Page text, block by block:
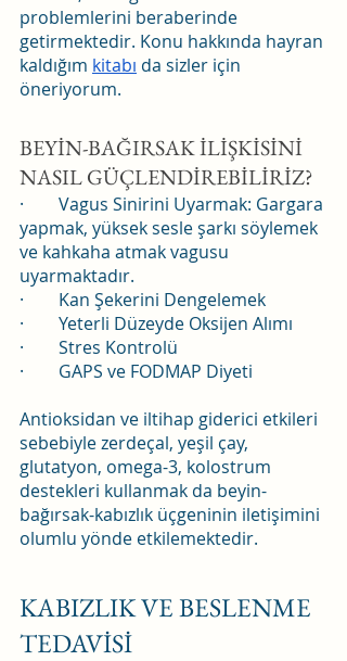
problemlerini beraberinde
getirmektedir. Konu hakkında hayran
kaldığım kitabı da sizler için
öneriyorum.
BEYİN-BAĞIRSAK İLİŞKİSİNİ
NASIL GÜÇLENDİREBİLİRİZ?
·        Vagus Sinirini Uyarmak: Gargara
yapmak, yüksek sesle şarkı söylemek
ve kahkaha atmak vagusu
uyarmaktadır.
·        Kan Şekerini Dengelemek
·        Yeterli Düzeyde Oksijen Alımı
·        Stres Kontrolü
·        GAPS ve FODMAP Diyeti
Antioksidan ve iltihap giderici etkileri
sebebiyle zerdeçal, yeşil çay,
glutatyon, omega-3, kolostrum
destekleri kullanmak da beyin-
bağırsak-kabızlık üçgeninin iletişimini
olumlu yönde etkilemektedir.
KABIZLIK VE BESLENME
TEDAVİSİ